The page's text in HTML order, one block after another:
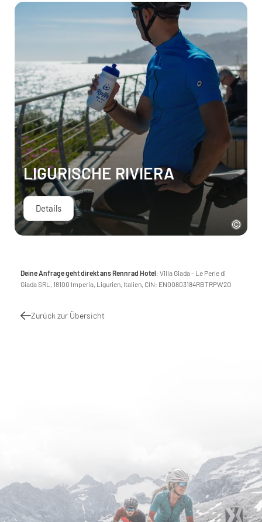
LIGURISCHE RIVIERA
Details
Deine Anfrage geht direkt ans Rennrad Hotel: Villa Giada - Le Perle di
Giada SRL, 18100 Imperia, Ligurien, Italien, CIN: EN00803184RBTRPW2O
Zurück zur Übersicht